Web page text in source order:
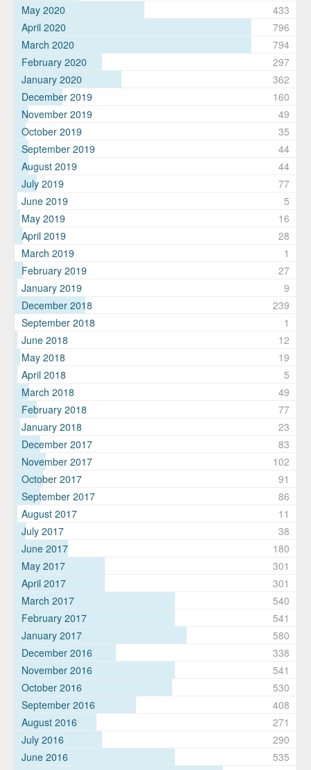
May 2020
433
April 2020
796
March 2020
794
February 2020
297
January 2020
362
December 2019
160
November 2019
49
October 2019
35
September 2019
44
August 2019
44
July 2019
77
June 2019
5
May 2019
16
April 2019
28
March 2019
1
February 2019
27
January 2019
9
December 2018
239
September 2018
1
June 2018
12
May 2018
19
April 2018
5
March 2018
49
February 2018
77
January 2018
23
December 2017
83
November 2017
102
October 2017
91
September 2017
86
August 2017
11
July 2017
38
June 2017
180
May 2017
301
April 2017
301
March 2017
540
February 2017
541
January 2017
580
December 2016
338
November 2016
541
October 2016
530
September 2016
408
August 2016
271
July 2016
290
June 2016
535